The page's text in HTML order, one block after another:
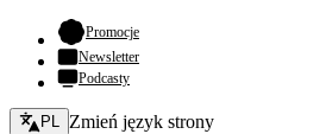
Promocje- otwiera się w nowej karcie
Newsletter
Podcasty
Zmień język - bieżący:
PL Zmień język strony